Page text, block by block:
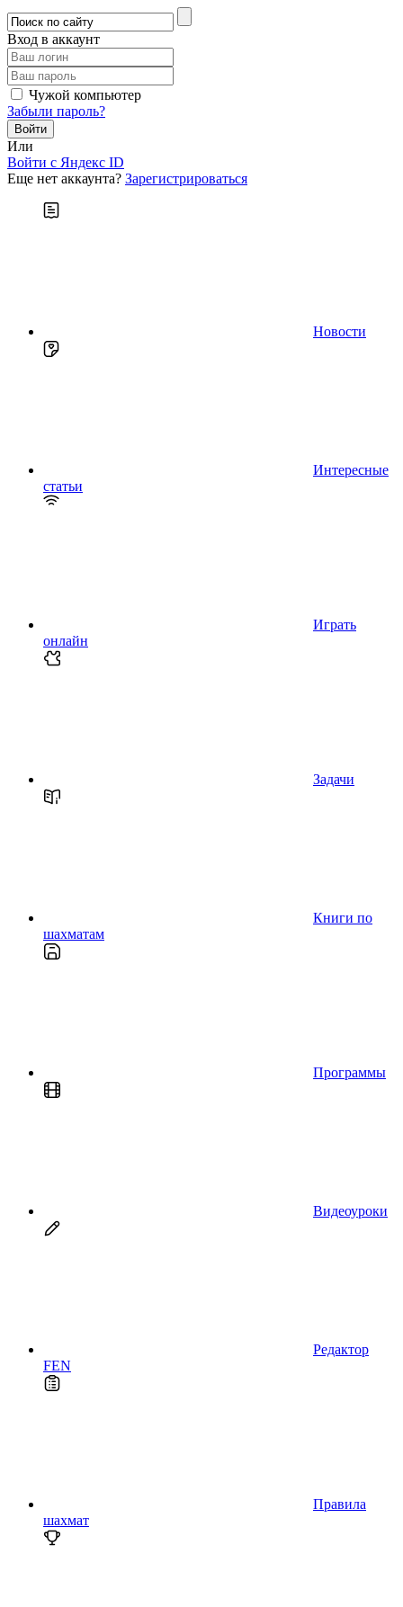
Вход в аккаунт
Чужой компьютер
Забыли пароль?
Или
Войти c Яндекс ID
Еще нет аккаунта? Зарегистрироваться
Новости
Интересные
статьи
Играть
онлайн
Задачи
Книги по
шахматам
Программы
Видеоуроки
Редактор
FEN
Правила
шахмат